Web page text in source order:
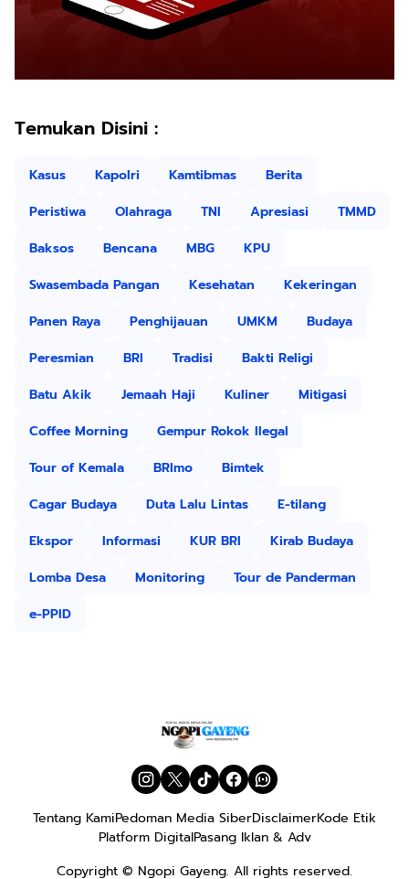
Temukan Disini :
Kasus Kapolri Kamtibmas
Berita
Peristiwa
Olahraga TNI Apresiasi
TMMD
Baksos
Bencana MBG
KPU
Swasembada Pangan
Kesehatan
Kekeringan
Panen Raya
Penghijauan UMKM
Budaya
Peresmian
BRI Tradisi
Bakti Religi
Batu Akik
Jemaah Haji Kuliner
Mitigasi
Coffee Morning
Gempur Rokok Ilegal
Tour of Kemala
BRImo
Bimtek
Cagar Budaya
Duta Lalu Lintas
E-tilang
Ekspor
Informasi KUR BRI
Kirab Budaya
Lomba Desa
Monitoring
Tour de Panderman
e-PPID
Tentang KamiPedoman Media SiberDisclaimerKode Etik
Platform DigitalPasang Iklan & Adv
Copyright © Ngopi Gayeng. All rights reserved.